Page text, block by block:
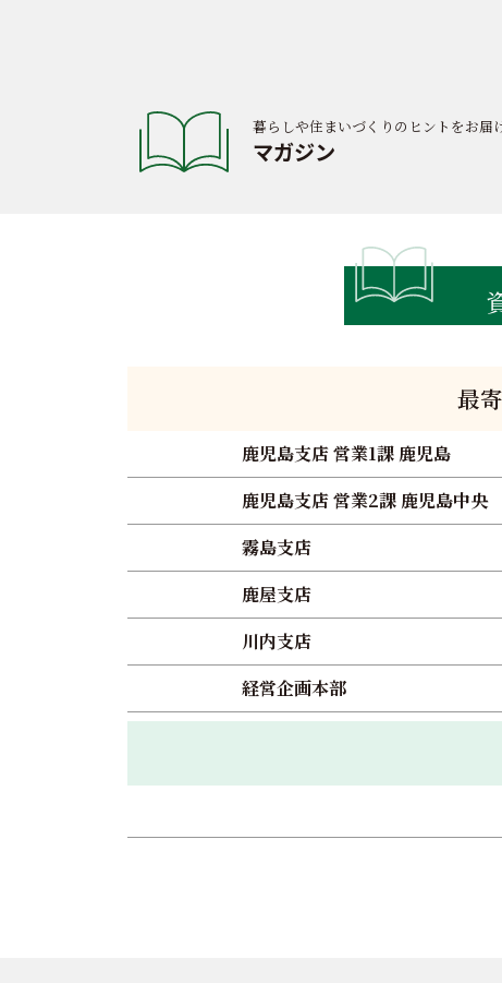
暮らしや住まいづくりのヒントをお届
マガジン
最
鹿児島支店 営業1課 鹿児島
鹿児島支店 営業2課 鹿児島中央
霧島支店
鹿屋支店
川内支店
経営企画本部